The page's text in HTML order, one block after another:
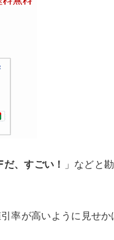
、すごい！ 」などと
率が高いように見せ